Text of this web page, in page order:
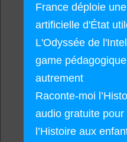
France déploie
artificielle d'État
L'Odyssée de
game
autrement
Raconte-moi
audio gratuite
l’Histoire aux